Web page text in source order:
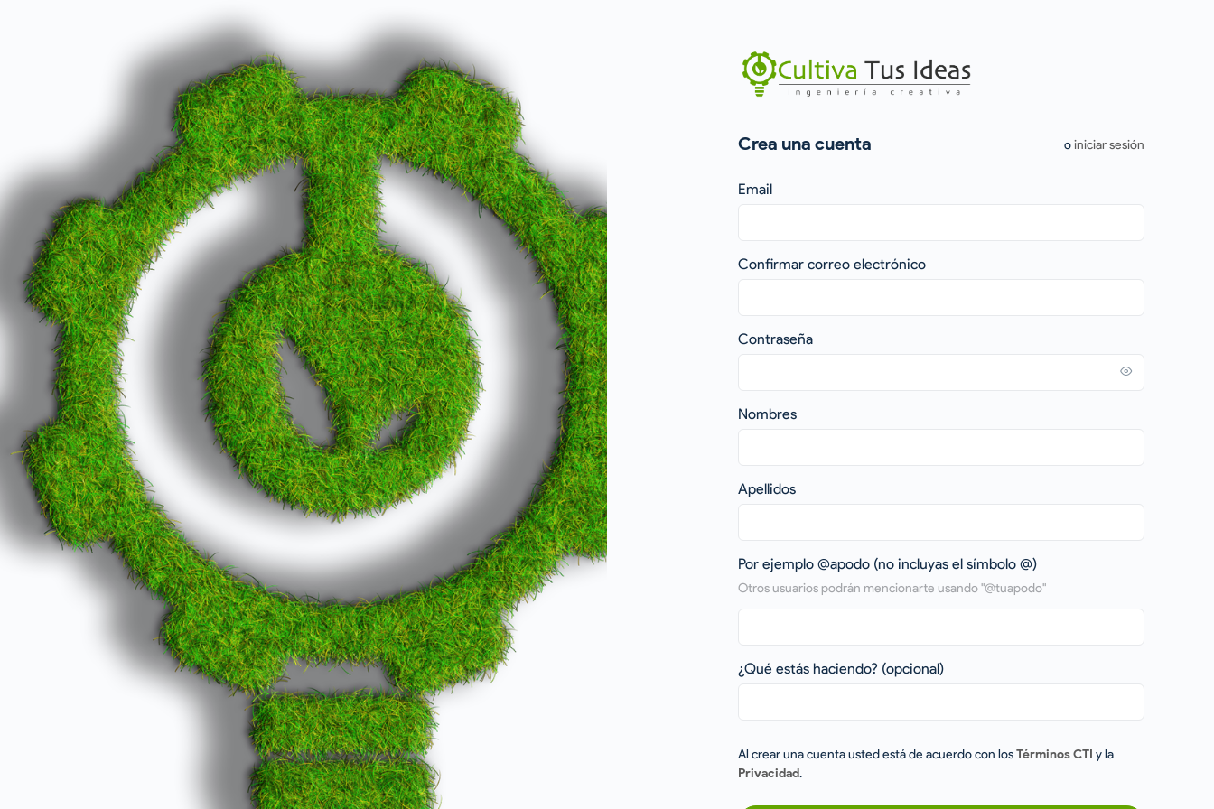
Crea una cuenta oiniciar sesión
Email
Confirmar correo electrónico
Contraseña
Nombres
Apellidos
Por ejemplo @apodo (no incluyas el símbolo @)
Otros usuarios podrán mencionarte usando "@tuapodo"
¿Qué estás haciendo? (opcional)
Al crear una cuenta usted está de acuerdo con losTérminos CTI y la
Privacidad.